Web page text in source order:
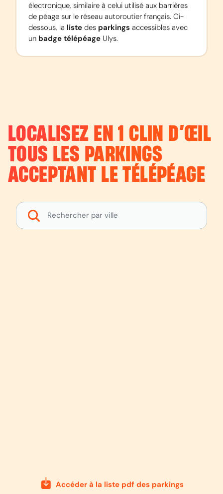
électronique, similaire à celui utilisé aux barrières
de péage sur le réseau autoroutier français. Ci-
dessous, la liste des parkings accessibles avec
un badge télépéage Ulys.
LOCALISEZ EN 1 CLIN D’ŒIL
TOUS LES PARKINGS
ACCEPTANT LE TÉLÉPÉAGE
Accéder à la liste pdf des parkings